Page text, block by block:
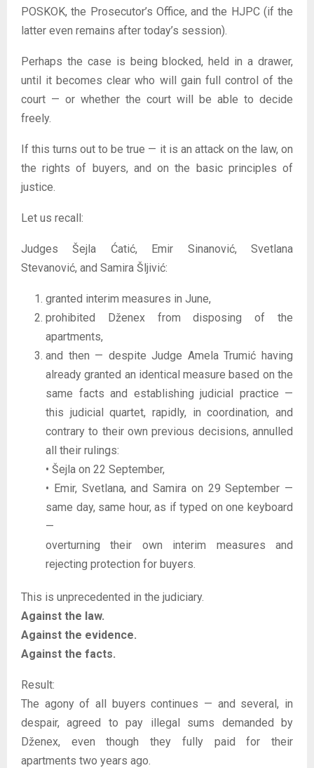
POSKOK, the Prosecutor’s Office, and the HJPC (if the
latter even remains after today’s session).
Perhaps the case is being blocked, held in a drawer,
until it becomes clear who will gain full control of the
court — or whether the court will be able to decide
freely.
If this turns out to be true — it is an attack on the law, on
the rights of buyers, and on the basic principles of
justice.
Let us recall:
Judges Šejla Ćatić, Emir Sinanović, Svetlana
Stevanović, and Samira Šljivić:
granted interim measures in June,
prohibited Dženex from disposing of the
apartments,
and then — despite Judge Amela Trumić having
already granted an identical measure based on the
same facts and establishing judicial practice —
this judicial quartet, rapidly, in coordination, and
contrary to their own previous decisions, annulled
all their rulings:
• Šejla on 22 September,
• Emir, Svetlana, and Samira on 29 September —
same day, same hour, as if typed on one keyboard
—
overturning their own interim measures and
rejecting protection for buyers.
This is unprecedented in the judiciary.
Against the law.
Against the evidence.
Against the facts.
Result:
The agony of all buyers continues — and several, in
despair, agreed to pay illegal sums demanded by
Dženex, even though they fully paid for their
apartments two years ago.